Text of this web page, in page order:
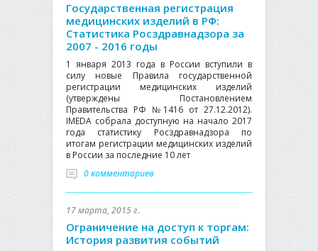
Государственная регистрация
медицинских изделий в РФ:
Статистика Росздравнадзора за
2007 - 2016 годы
1 января 2013 года в России вступили в
силу новые Правила государственной
регистрации медицинских изделий
(утверждены Постановлением
Правительства РФ №1416 от 27.12.2012).
IMEDA собрала доступную на начало 2017
года статистику Росздравнадзора по
итогам регистрации медицинских изделий
в России за последние 10 лет
0 комментариев
17 марта, 2015 г.
Ограничение на доступ к торгам:
История развития событий